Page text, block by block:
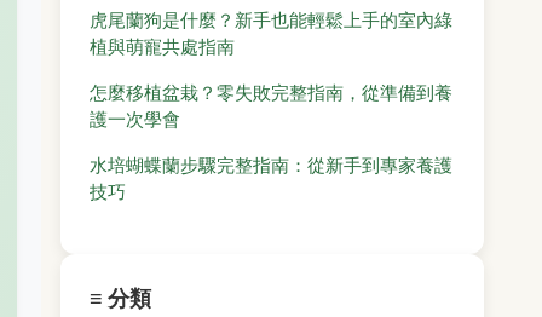
虎尾蘭狗是什麼？新手也能輕鬆上手的室內綠
植與萌寵共處指南
怎麼移植盆栽？零失敗完整指南，從準備到養
護一次學會
水培蝴蝶蘭步驟完整指南：從新手到專家養護
技巧
≡ 分類